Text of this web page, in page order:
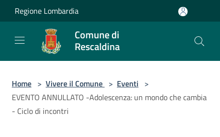
Salta al contenuto principale
Regione Lombardia
Comune di
Rescaldina
Home > Vivere il Comune > Eventi >
EVENTO ANNULLATO -Adolescenza: un mondo che cambia
- Ciclo di incontri